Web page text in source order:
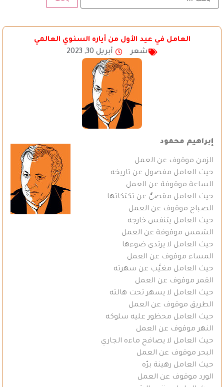
العامل في عيد الأول من أياره السنوي العالمي
شعر
أبريل 30, 2023
إبراهيم محمود
الزمن موقوف عن العمل
حيث العامل مفصول عن تاريخه
الساعة موقوفة عن العمل
حيث العامل مقصيٌّ عن تكتكاتها
الصباح موقوف عن العمل
حيث العامل يتنفس خارجه
الشمس موقوفة عن العمل
حيث العامل لا يرتدي ضوءها
المساء موقوف عن العمل
حيث العامل مغيَّب عن سهرته
القمر موقوف عن العمل
حيث العامل لا يسهر تحت هالته
الطريق موقوف عن العمل
حيث العامل محظور عليه سلوكه
النهر موقوف عن العمل
حيث العامل لا يصافح ماءه الجاري
البحر موقوف عن العمل
حيث العامل رهينة برّه
الورد موقوف عن العمل